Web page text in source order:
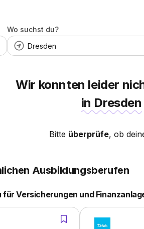
Wo suchst du?
Wir konnten leider
in Dresden
Bitte überprüfe, ob
Ausbildungsberufen
Versicherungen und